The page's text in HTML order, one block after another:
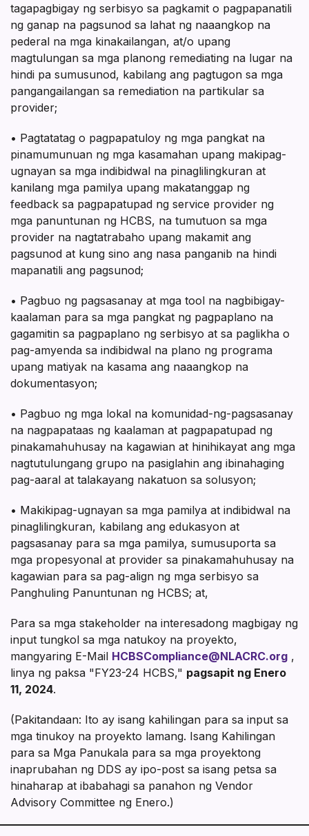
tagapagbigay ng serbisyo sa pagkamit o pagpapanatili
ng ganap na pagsunod sa lahat ng naaangkop na
pederal na mga kinakailangan, at/o upang
magtulungan sa mga planong remediating na lugar na
hindi pa sumusunod, kabilang ang pagtugon sa mga
pangangailangan sa remediation na partikular sa
provider;
• Pagtatatag o pagpapatuloy ng mga pangkat na
pinamumunuan ng mga kasamahan upang makipag-
ugnayan sa mga indibidwal na pinaglilingkuran at
kanilang mga pamilya upang makatanggap ng
feedback sa pagpapatupad ng service provider ng
mga panuntunan ng HCBS, na tumutuon sa mga
provider na nagtatrabaho upang makamit ang
pagsunod at kung sino ang nasa panganib na hindi
mapanatili ang pagsunod;
• Pagbuo ng pagsasanay at mga tool na nagbibigay-
kaalaman para sa mga pangkat ng pagpaplano na
gagamitin sa pagpaplano ng serbisyo at sa paglikha o
pag-amyenda sa indibidwal na plano ng programa
upang matiyak na kasama ang naaangkop na
dokumentasyon;
• Pagbuo ng mga lokal na komunidad-ng-pagsasanay
na nagpapataas ng kaalaman at pagpapatupad ng
pinakamahuhusay na kagawian at hinihikayat ang mga
nagtutulungang grupo na pasiglahin ang ibinahaging
pag-aaral at talakayang nakatuon sa solusyon;
• Makikipag-ugnayan sa mga pamilya at indibidwal na
pinaglilingkuran, kabilang ang edukasyon at
pagsasanay para sa mga pamilya, sumusuporta sa
mga propesyonal at provider sa pinakamahuhusay na
kagawian para sa pag-align ng mga serbisyo sa
Panghuling Panuntunan ng HCBS; at,
Para sa mga stakeholder na interesadong magbigay ng
input tungkol sa mga natukoy na proyekto,
mangyaring E-Mail HCBSCompliance@NLACRC.org ,
linya ng paksa "FY23-24 HCBS," pagsapit ng Enero
11, 2024.
(Pakitandaan: Ito ay isang kahilingan para sa input sa
mga tinukoy na proyekto lamang. Isang Kahilingan
para sa Mga Panukala para sa mga proyektong
inaprubahan ng DDS ay ipo-post sa isang petsa sa
hinaharap at ibabahagi sa panahon ng Vendor
Advisory Committee ng Enero.)